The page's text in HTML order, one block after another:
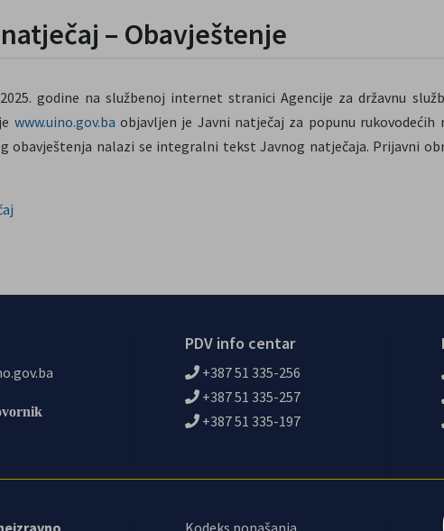
– Obavještenje
godine na službenoj internet stranici Agencije za državnu
www.uino.gov.ba objavljen je Javni natječaj za popunu
obavještenja nalazi se integralni tekst Javnog natječaja. Prijavni
PDV info centar
+387 51 335-256
+387 51 335-257
+387 51 335-197